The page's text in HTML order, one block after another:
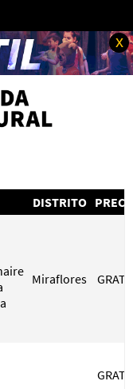
x
DISTRITO
Miraflores